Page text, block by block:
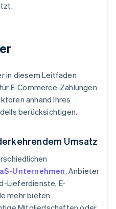
in diesem Leitfaden
E-Commerce-Zahlungen
anhand Ihres
berücksichtigen.
Umsatz
Unternehmen, Anbieter
Lieferdienste, E-
mehr bieten